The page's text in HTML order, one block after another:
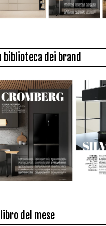
biblioteca dei brand
del mese